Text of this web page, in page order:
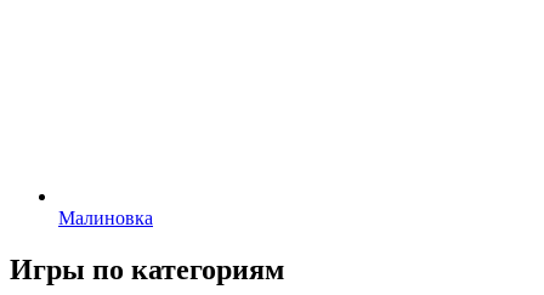
Малиновка
Игры по категориям